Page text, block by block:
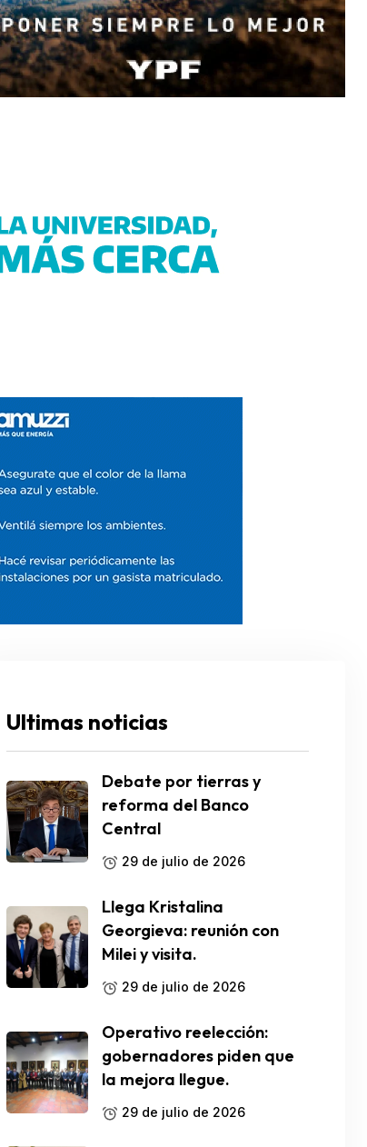
Ultimas noticias
Debate por tierras y
reforma del Banco
Central
29 de julio de 2026
Llega Kristalina
Georgieva: reunión con
Milei y visita.
29 de julio de 2026
Operativo reelección:
gobernadores piden que
la mejora llegue.
29 de julio de 2026